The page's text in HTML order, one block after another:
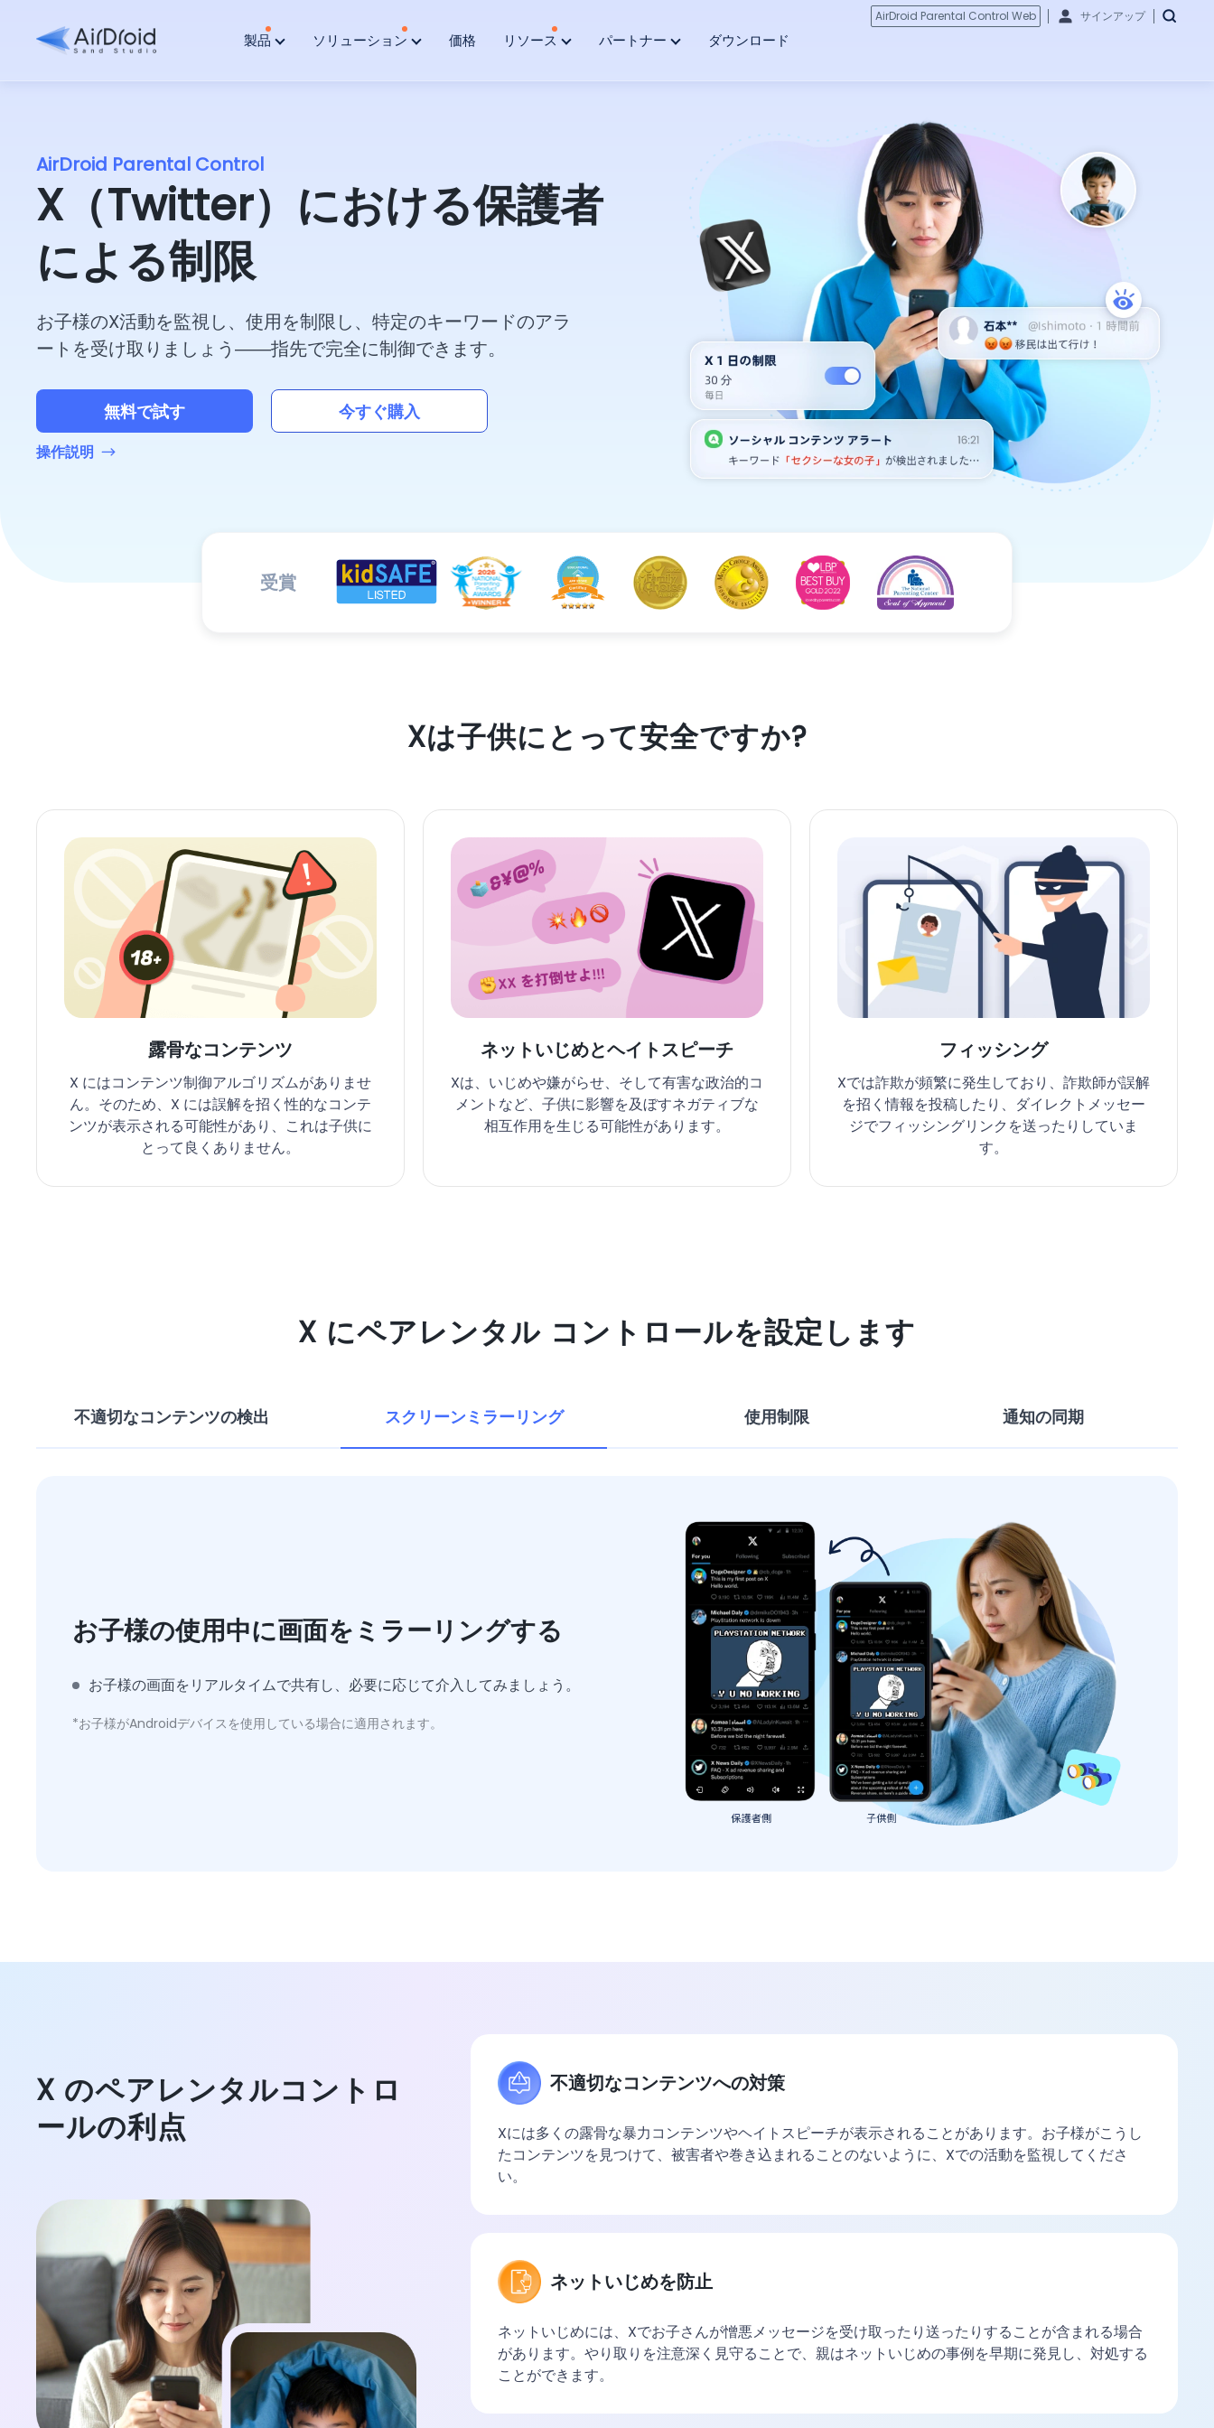
製品 ソリューション 価格 リソース パートナー ダウンロード
AirDroid Parental Control Web サインアップ
AirDroid Parental Control
X（Twitter）における保護者
による制限
お子様のX活動を監視し、使用を制限し、特定のキーワードのアラ
ートを受け取りましょう――指先で完全に制御できます。
無料で試す 今すぐ購入
操作説明
受賞
Xは子供にとって安全ですか?
露骨なコンテンツ
X にはコンテンツ制御アルゴリズムがありませ
ん。そのため、X には誤解を招く性的なコンテ
ンツが表示される可能性があり、これは子供に
とって良くありません。
ネットいじめとヘイトスピーチ
Xは、いじめや嫌がらせ、そして有害な政治的コ
メントなど、子供に影響を及ぼすネガティブな
相互作用を生じる可能性があります。
フィッシング
Xでは詐欺が頻繁に発生しており、詐欺師が誤解
を招く情報を投稿したり、ダイレクトメッセー
ジでフィッシングリンクを送ったりしていま
す。
X にペアレンタル コントロールを設定します
不適切なコンテンツの検出 スクリーンミラーリング 使用制限 通知の同期
お子様の使用中に画面をミラーリングする
お子様の画面をリアルタイムで共有し、必要に応じて介入してみましょう。
*お子様がAndroidデバイスを使用している場合に適用されます。
X のペアレンタルコントロ
ールの利点
不適切なコンテンツへの対策
Xには多くの露骨な暴力コンテンツやヘイトスピーチが表示されることがあります。お子様がこうし
たコンテンツを見つけて、被害者や巻き込まれることのないように、Xでの活動を監視してくださ
い。
ネットいじめを防止
ネットいじめには、Xでお子さんが憎悪メッセージを受け取ったり送ったりすることが含まれる場合
があります。やり取りを注意深く見守ることで、親はネットいじめの事例を早期に発見し、対処する
ことができます。